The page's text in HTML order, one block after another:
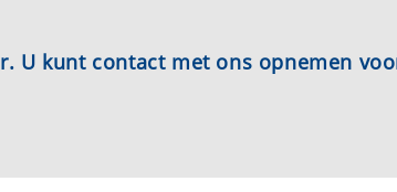
U kunt contact met ons opnemen